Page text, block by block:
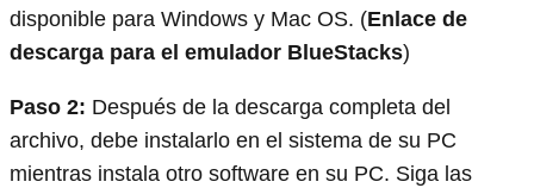
disponible para Windows y Mac OS. (Enlace de
descarga para el emulador BlueStacks)
Paso 2: Después de la descarga completa del
archivo, debe instalarlo en el sistema de su PC
mientras instala otro software en su PC. Siga las